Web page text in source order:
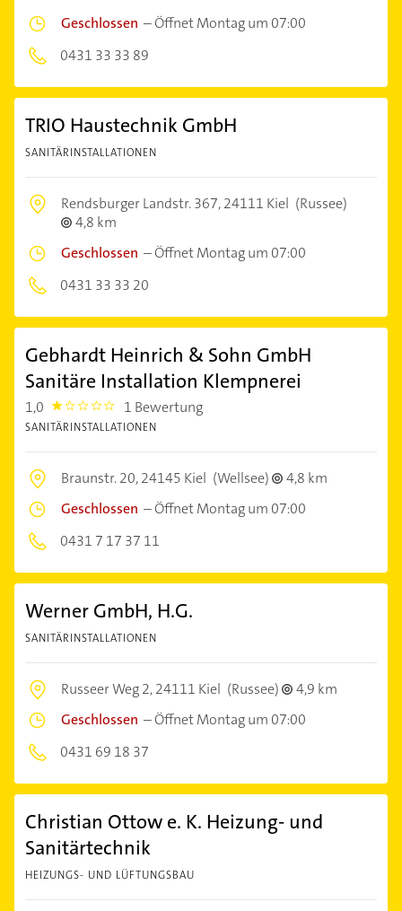
Geschlossen –Öffnet Montag um 07:00
0431 33 33 89
TRIO Haustechnik GmbH
SANITÄRINSTALLATIONEN
Rendsburger Landstr. 367,24111 Kiel (Russee)
4,8 km
Geschlossen –Öffnet Montag um 07:00
0431 33 33 20
Gebhardt Heinrich & Sohn GmbH
Sanitäre Installation Klempnerei
1,0 1.0 1 Bewertung
SANITÄRINSTALLATIONEN
Braunstr. 20,24145 Kiel (Wellsee)
4,8 km
Geschlossen –Öffnet Montag um 07:00
0431 7 17 37 11
Werner GmbH, H.G.
SANITÄRINSTALLATIONEN
Russeer Weg 2,24111 Kiel (Russee)
4,9 km
Geschlossen –Öffnet Montag um 07:00
0431 69 18 37
Christian Ottow e. K. Heizung- und
Sanitärtechnik
HEIZUNGS- UND LÜFTUNGSBAU